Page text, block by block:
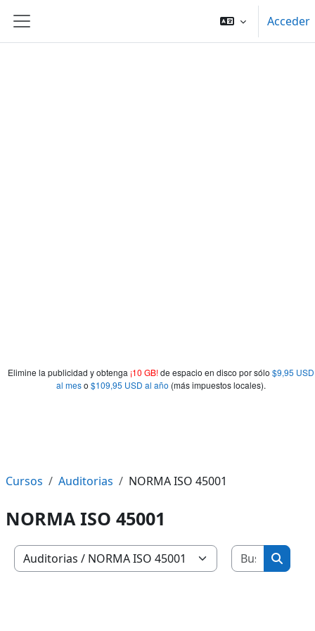
Elimine la publicidad y obtenga ¡10 GB!de espacio en disco por sólo $9,95 USD
al meso $109,95 USD al año (más impuestos locales).
Panel lateral
Acceder
Cursos Auditorias NORMA ISO 45001
NORMA ISO 45001
Categorías
Buscar